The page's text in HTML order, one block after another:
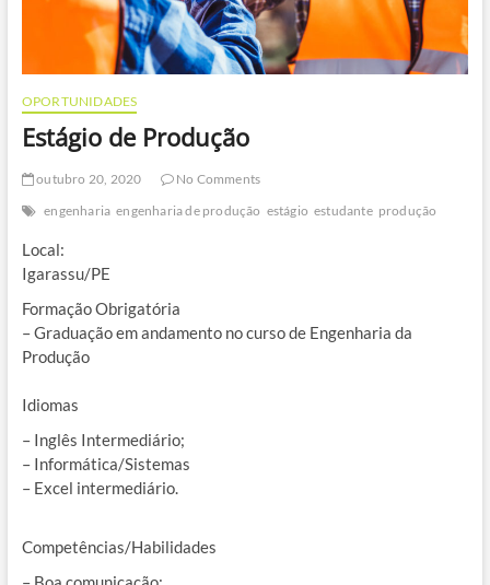
OPORTUNIDADES
Estágio de Produção
outubro 20, 2020
No Comments
engenharia engenharia de produção estágio estudante produção
Local:
Igarassu/PE
Formação Obrigatória
– Graduação em andamento no curso de Engenharia da
Produção
Idiomas
– Inglês Intermediário;
– Informática/Sistemas
– Excel intermediário.
Competências/Habilidades